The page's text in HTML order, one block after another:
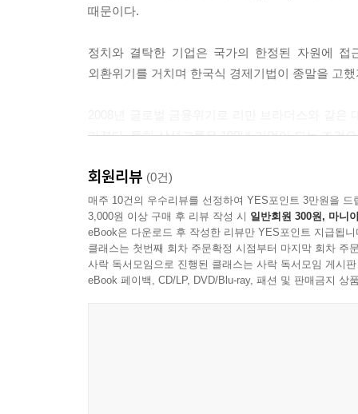
참고문헌 …170
때문이다.
정치와 결탁한 기업은 국가의 한정된 자원에 접
외환위기를 거치며 한국식 경제기법이 종말을 고
가졌다. 특히 삼성그룹은 100년 기업이 되는 조건
하지만 귤화위지의 고사처럼 미국의 이해관계
(我田引水)로 해석했다. 한국에서 존경받는 기업을
필자는 2008년부터 기업문화에 대해 관심을 갖
기업문화를 분석해 세상에 내놓았다.
회원리뷰 (0건)
매주 10건의 우수리뷰를 선정하여 YES포인트 3만원을 드
3,000원 이상 구매 후 리뷰 작성 시 일반회원 300원, 마니
eBook은 다운로드 후 작성한 리뷰만 YES포인트 지급됩니
클래스는 첫번째 회차 주문확정 시점부터 마지막 회차 주
사락 독서모임으로 진행된 클래스는 사락 독서모임 게시
eBook 페이백, CD/LP, DVD/Blu-ray, 패션 및 판매금지 상